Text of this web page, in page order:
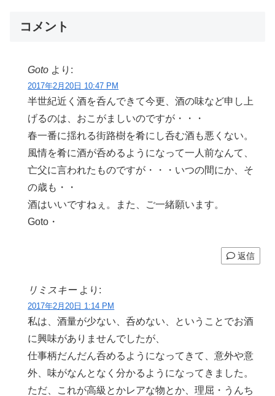
コメント
Goto より:
2017年2月20日 10:47 PM
半世紀近く酒を呑んできて今更、酒の味など申し上
げるのは、おこがましいのですが・・・
春一番に揺れる街路樹を肴にし呑む酒も悪くない。
風情を肴に酒が呑めるようになって一人前なんて、
亡父に言われたものですが・・・いつの間にか、そ
の歳も・・
酒はいいですねぇ。また、ご一緒願います。
Goto・
返信
リミスキー より:
2017年2月20日 1:14 PM
私は、酒量が少ない、呑めない、ということでお酒
に興味がありませんでしたが、
仕事柄だんだん呑めるようになってきて、意外や意
外、味がなんとなく分かるようになってきました。
ただ、これが高級とかレアな物とか、理屈・うんち